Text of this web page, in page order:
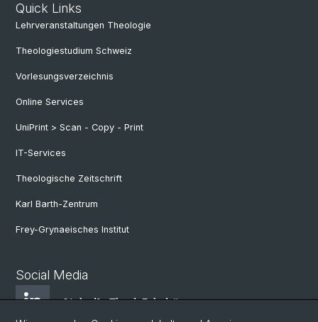
Quick Links
Lehrveranstaltungen Theologie
Theologiestudium Schweiz
Vorlesungsverzeichnis
Online Services
UniPrint > Scan - Copy - Print
IT-Services
Theologische Zeitschrift
Karl Barth-Zentrum
Frey-Grynaeisches Institut
Social Media
LinkedIn Theol. Fakultät